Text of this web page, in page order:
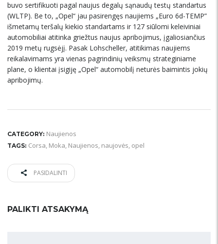
buvo sertifikuoti pagal naujus degalų sąnaudų testų standartus
(WLTP). Be to, „Opel“ jau pasirengęs naujiems „Euro 6d-TEMP”
išmetamų teršalų kiekio standartams ir 127 siūlomi keleiviniai
automobiliai atitinka griežtus naujus apribojimus, įgaliosiančius
2019 metų rugsėjį. Pasak Lohscheller, atitikimas naujiems
reikalavimams yra vienas pagrindinių veiksmų strateginiame
plane, o klientai įsigiję „Opel“ automobilį neturės baimintis jokių
apribojimų.
CATEGORY: Naujienos
TAGS: Corsa, Moka, Naujienos, naujovės, opel
PASIDALINTI
PALIKTI ATSAKYMĄ